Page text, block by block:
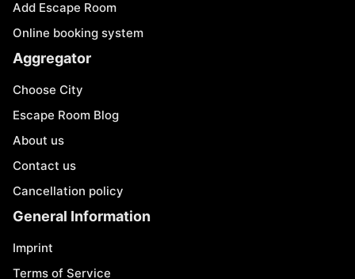
Add Escape Room
Online booking system
Aggregator
Choose City
Escape Room Blog
About us
Contact us
Cancellation policy
General Information
Imprint
Terms of Service